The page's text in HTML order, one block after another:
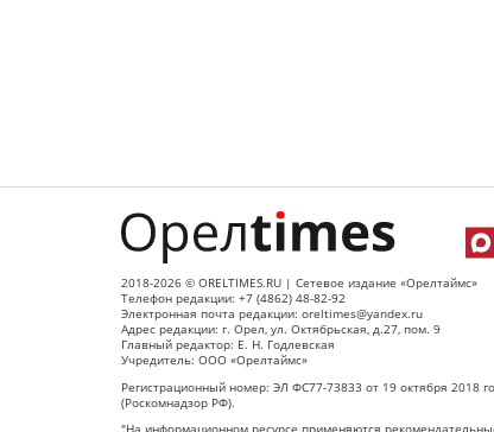
2018-2026 © ORELTIMES.RU | Сетевое издание «Орелтаймс»
Телефон редакции: +7 (4862) 48-82-92
Электронная почта редакции: oreltimes@yandex.ru
Адрес редакции: г. Орел, ул. Октябрьская, д.27, пом. 9
Главный редактор: Е. Н. Годлевская
Учредитель: ООО «Орелтаймс»
Регистрационный номер: ЭЛ ФС77-73833 от 19 октября 2018
(Роскомнадзор РФ).